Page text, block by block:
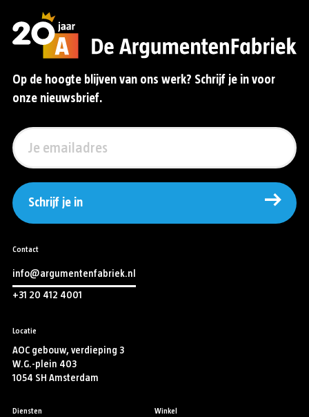
Op de hoogte blijven van ons werk? Schrijf je in voor
onze nieuwsbrief.
Schrijf je in
Contact
info@argumentenfabriek.nl
+31 20 412 4001
Locatie
AOC gebouw, verdieping 3
W.G.-plein 403
1054 SH Amsterdam
Diensten Winkel